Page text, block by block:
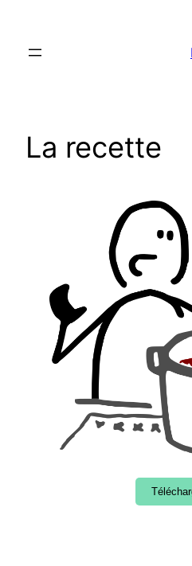
contenu
La recette